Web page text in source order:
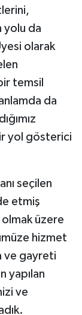
yolu da
olarak
temsil
da
yol gösterici
seçilen
etmiş
üzere
hizmet
ve gayreti
yapılan
ve